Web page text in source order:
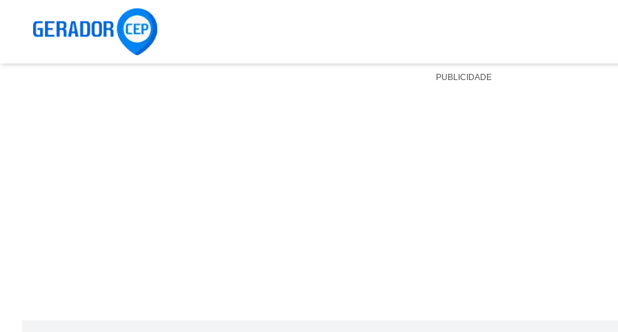
PUBLICIDADE